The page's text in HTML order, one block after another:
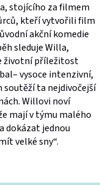
stojícího za filmem
kteří vytvořili film
akční komedie
sleduje Willa,
životní příležitost
vysoce intenzivní,
ta nejdivočejší
Willovi noví
mají v týmu malého
dokázat jednou
velké sny“.